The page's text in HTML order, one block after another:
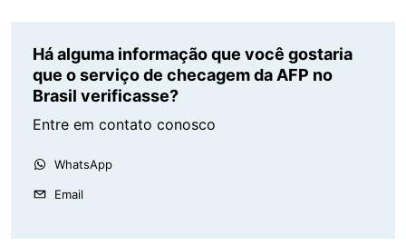
Há alguma informação que você gostaria
que o serviço de checagem da AFP no
Brasil verificasse?
Entre em contato conosco
WhatsApp
Email